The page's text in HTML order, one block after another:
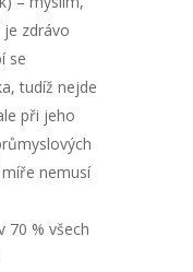
je zdrávo
se
tudíž nejde
při jeho
nemusí
70 % všech